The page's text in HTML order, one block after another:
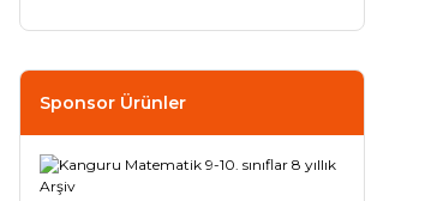
Sponsor Ürünler